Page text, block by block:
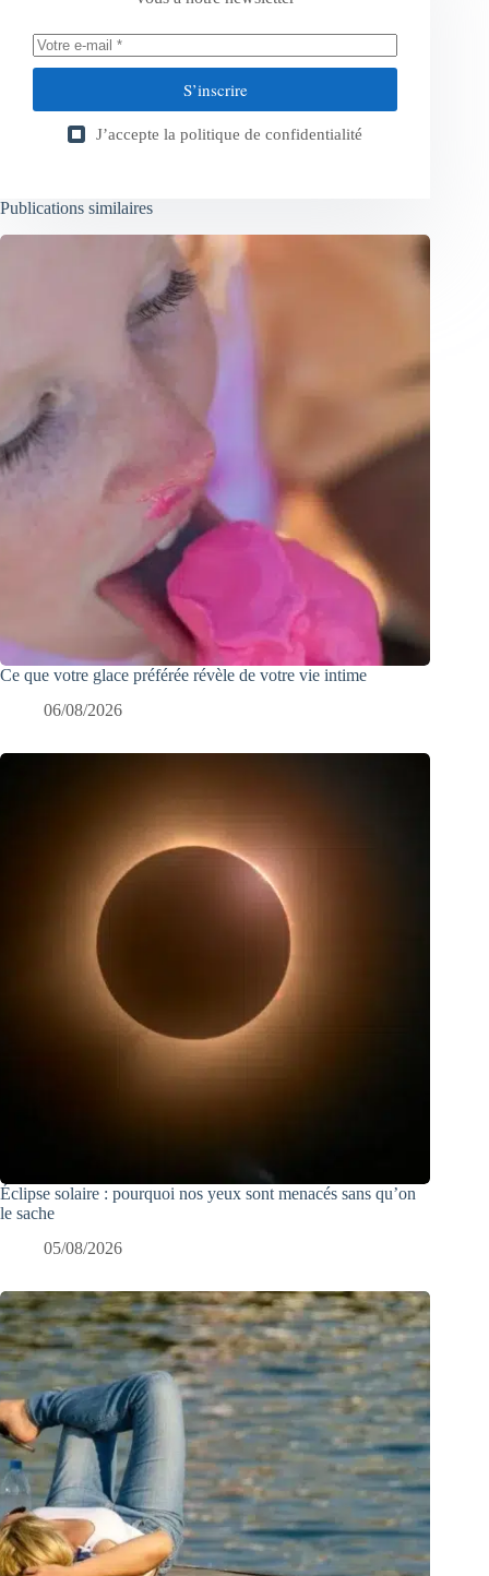
S’inscrire
J’accepte la politique de confidentialité
Publications similaires
Ce que votre glace préférée révèle de votre vie intime
06/08/2026
Éclipse solaire : pourquoi nos yeux sont menacés sans qu’on
le sache
05/08/2026